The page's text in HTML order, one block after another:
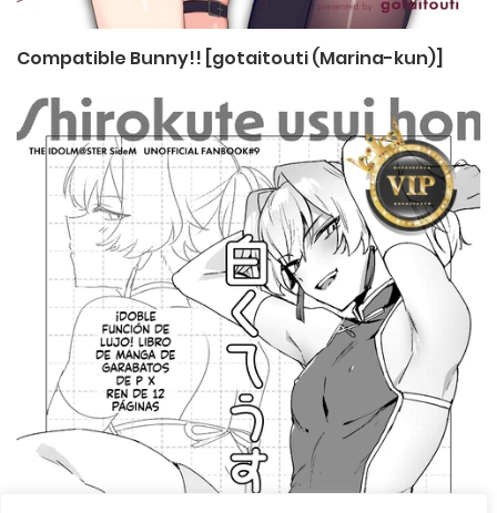
Compatible Bunny!! [gotaitouti (Marina-kun)]